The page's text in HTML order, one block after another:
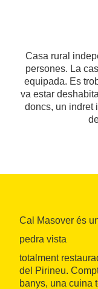
Casa rural
persones. La
equipada. Es
va estar
doncs, un indret
Cal Masover és
pedra vista
totalment
del Pirineu.
banys, una cuina